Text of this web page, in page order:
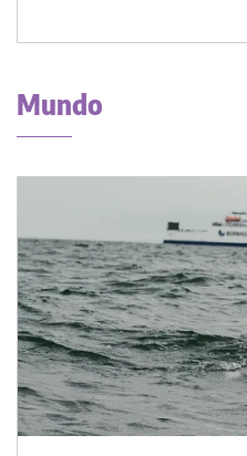
Mundo